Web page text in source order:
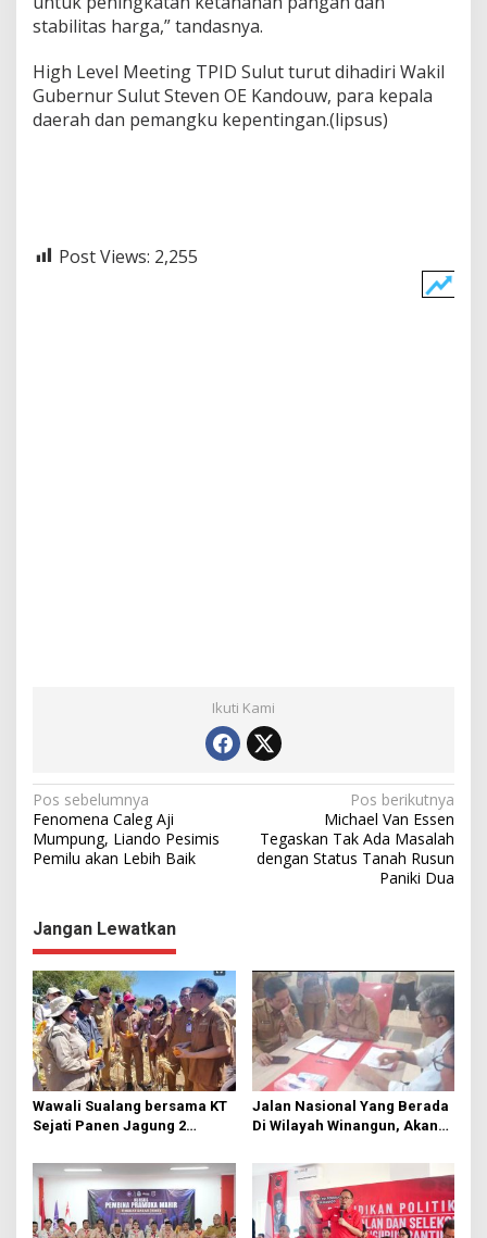
stabilitas harga,” tandasnya.
High Level Meeting TPID Sulut turut dihadiri Wakil
Gubernur Sulut Steven OE Kandouw, para kepala
daerah dan pemangku kepentingan.(lipsus)
Post Views: 2,255
Ikuti Kami
N
a
v
g
a
s
i
p
o
s
Pos sebelumnya
Fenomena Caleg Aji
Mumpung, Liando Pesimis
Pemilu akan Lebih Baik
Pos berikutnya
Michael Van Essen
Tegaskan Tak Ada Masalah
dengan Status Tanah Rusun
Paniki Dua
Jangan Lewatkan
Wawali Sualang bersama KT
Sejati Panen Jagung 2
Jalan Nasional Yang Berada
Di Wilayah Winangun, Akan